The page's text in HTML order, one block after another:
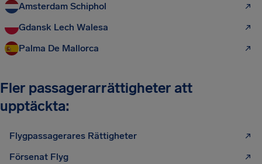
Amsterdam Schiphol
Gdansk Lech Walesa
Palma De Mallorca
Fler passagerarrättigheter att
upptäckta:
Flygpassagerares Rättigheter
Försenat Flyg